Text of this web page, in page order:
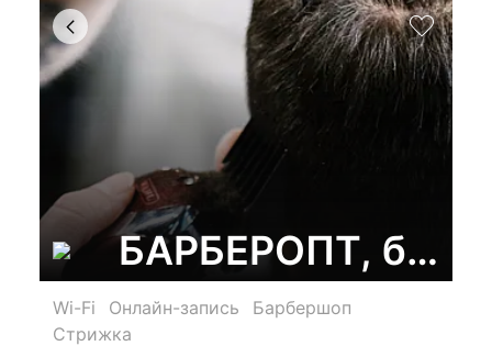
БАРБЕРОПТ,
Wi-Fi Онлайн-запись
Барбершоп
Стрижка